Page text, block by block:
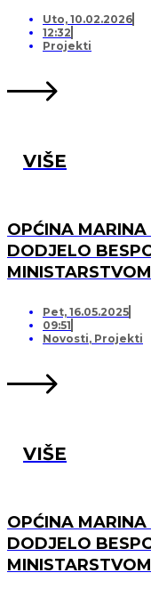
Uto, 10.02.2026
12:32
Projekti
VIŠE
OPĆINA
DODJELO
OPREMANJA
SVINCIMA
Pet, 16.05.2025
09:51
Novosti, Projekti
VIŠE
OPĆINA
DODJELO